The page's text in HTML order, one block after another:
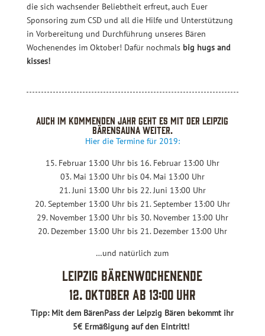
die sich wachsender Beliebtheit erfreut, auch Euer
Sponsoring zum CSD und all die Hilfe und Unterstützung
in Vorbereitung und Durchführung unseres Bären
Wochenendes im Oktober! Dafür nochmals big hugs and
kisses!
Auch im kommenden Jahr geht es mit der Leipzig
BärenSauna weiter.
Hier die Termine für 2019:
15. Februar 13:00 Uhr bis 16. Februar 13:00 Uhr
03. Mai 13:00 Uhr bis 04. Mai 13:00 Uhr
21. Juni 13:00 Uhr bis 22. Juni 13:00 Uhr
20. September 13:00 Uhr bis 21. September 13:00 Uhr
29. November 13:00 Uhr bis 30. November 13:00 Uhr
20. Dezember 13:00 Uhr bis 21. Dezember 13:00 Uhr
…und natürlich zum
Leipzig BärenWochenende
12. Oktober ab 13:00 Uhr
Tipp: Mit dem BärenPass der Leipzig Bären bekommt ihr
5€ Ermäßigung auf den Eintritt!